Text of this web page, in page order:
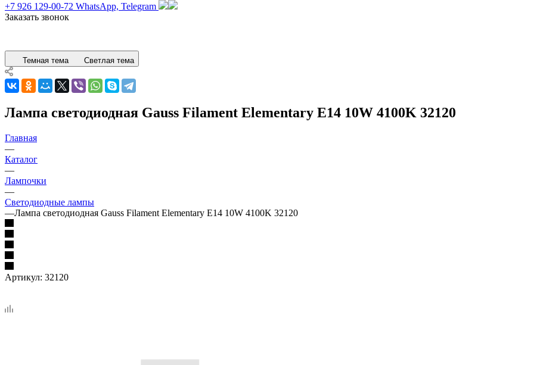
+7 926 129-00-72 WhatsApp, Telegram
Заказать звонок
Темная тема Светлая тема
Лампа светодиодная Gauss Filament Elementary E14 10W 4100K 32120
Главная
—
Каталог
—
Лампочки
—
Светодиодные лампы
—Лампа светодиодная Gauss Filament Elementary E14 10W 4100K 32120
Артикул: 32120